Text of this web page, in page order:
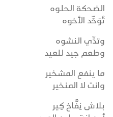
الضحكة الحلـوه
تُوَحِّد الأخوه
وتدِّي النشوه
وطعم جيد للعيد
ما ينفع المشخير
وانت لا المنخير
بلاش نِفَّاخ كِير